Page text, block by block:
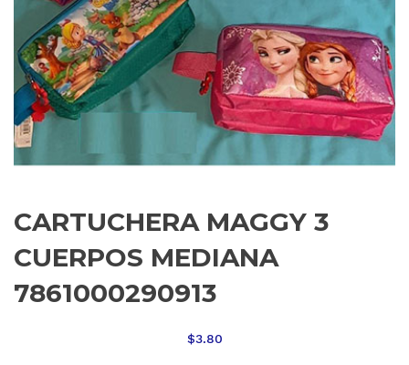
CARTUCHERA MAGGY 3
CUERPOS MEDIANA
7861000290913
$3.80